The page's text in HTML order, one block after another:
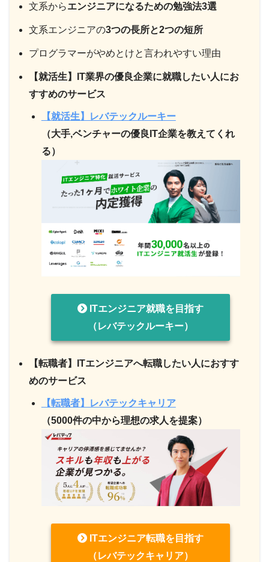
文系からエンジニアになるための勉強法3選
文系エンジニアの3つの長所と2つの短所
プログラマーがやめとけと言われやすい理由
【就活生】IT業界の優良企業に就職したい人にお
すすめのサービス
【就活生】レバテックルーキー
（大手,ベンチャーの優良IT企業を教えてくれ
る）
ITエンジニア就職を目指す
（レバテックルーキー）
【転職者】ITエンジニアへ転職したい人におすす
めのサービス
【転職者】レバテックキャリア
（5000件の中から理想の求人を提案）
ITエンジニア転職を目指す
（レバテックキャリア）